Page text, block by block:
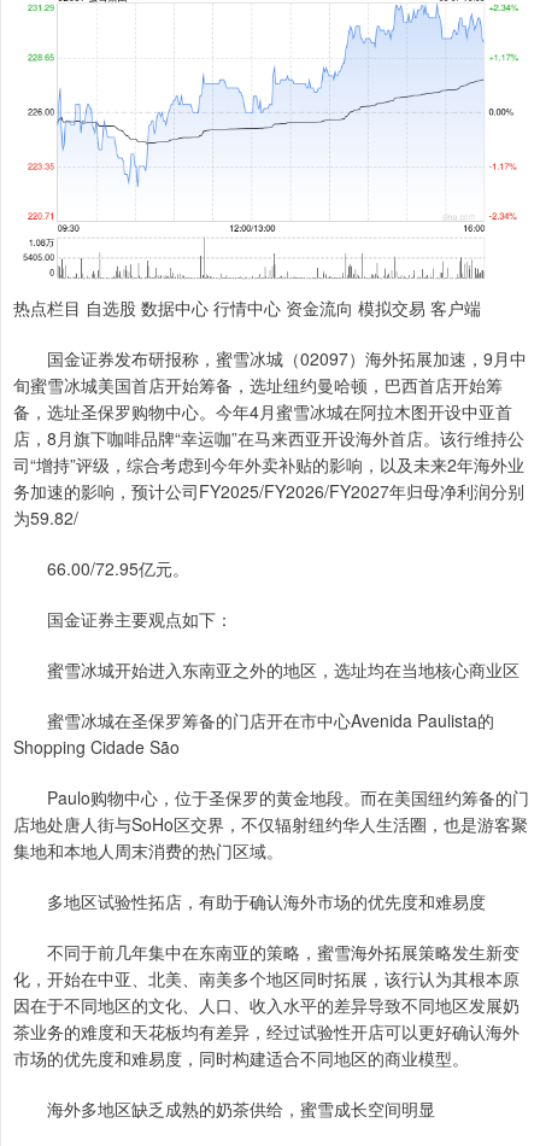
热点栏目 自选股 数据中心 行情中心 资金流向 模拟交易 客户端
国金证券发布研报称，蜜雪冰城（02097）海外拓展加速，9月中
旬蜜雪冰城美国首店开始筹备，选址纽约曼哈顿，巴西首店开始筹
备，选址圣保罗购物中心。今年4月蜜雪冰城在阿拉木图开设中亚首
店，8月旗下咖啡品牌“幸运咖”在马来西亚开设海外首店。该行维持公
司“增持”评级，综合考虑到今年外卖补贴的影响，以及未来2年海外业
务加速的影响，预计公司FY2025/FY2026/FY2027年归母净利润分别
为59.82/
66.00/72.95亿元。
国金证券主要观点如下：
蜜雪冰城开始进入东南亚之外的地区，选址均在当地核心商业区
蜜雪冰城在圣保罗筹备的门店开在市中心Avenida Paulista的
Shopping Cidade São
Paulo购物中心，位于圣保罗的黄金地段。而在美国纽约筹备的门
店地处唐人街与SoHo区交界，不仅辐射纽约华人生活圈，也是游客聚
集地和本地人周末消费的热门区域。
多地区试验性拓店，有助于确认海外市场的优先度和难易度
不同于前几年集中在东南亚的策略，蜜雪海外拓展策略发生新变
化，开始在中亚、北美、南美多个地区同时拓展，该行认为其根本原
因在于不同地区的文化、人口、收入水平的差异导致不同地区发展奶
茶业务的难度和天花板均有差异，经过试验性开店可以更好确认海外
市场的优先度和难易度，同时构建适合不同地区的商业模型。
海外多地区缺乏成熟的奶茶供给，蜜雪成长空间明显